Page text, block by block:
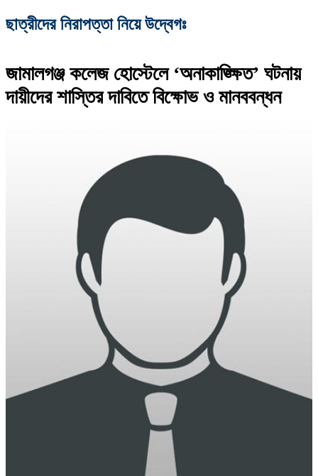
ছাত্রীদের নিরাপত্তা নিয়ে উদ্বেগঃ
জামালগঞ্জ কলেজ হোস্টেলে ‘অনাকাঙ্ক্ষিত’ ঘটনায়
দায়ীদের শাস্তির দাবিতে বিক্ষোভ ও মানববন্ধন